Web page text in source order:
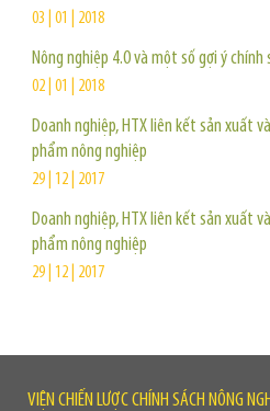
03 | 01 | 2018
Nông nghiệp 4.0 và một số gợi ý chính
02 | 01 | 2018
Doanh nghiệp, HTX liên kết sản xuất
phẩm nông nghiệp
29 | 12 | 2017
Doanh nghiệp, HTX liên kết sản xuất
phẩm nông nghiệp
29 | 12 | 2017
VIỆN CHIẾN LƯỢC CHÍNH SÁCH NÔNG